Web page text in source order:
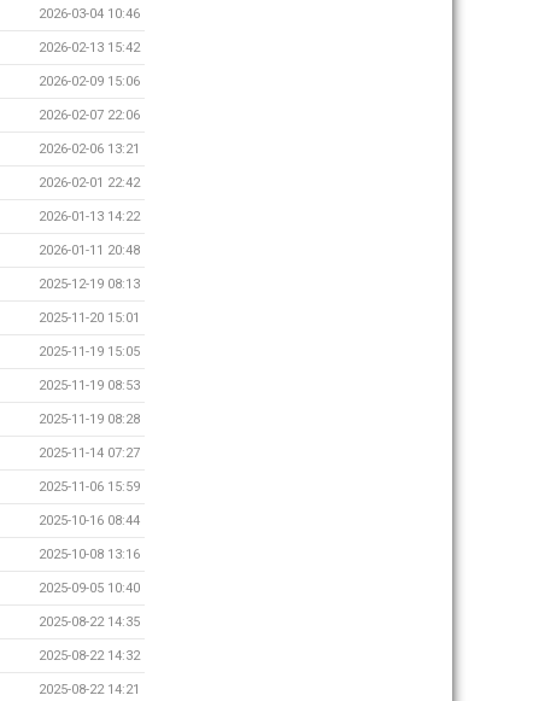
2026-03-04 10:46
2026-02-13 15:42
2026-02-09 15:06
2026-02-07 22:06
2026-02-06 13:21
2026-02-01 22:42
2026-01-13 14:22
2026-01-11 20:48
2025-12-19 08:13
2025-11-20 15:01
2025-11-19 15:05
2025-11-19 08:53
2025-11-19 08:28
2025-11-14 07:27
2025-11-06 15:59
2025-10-16 08:44
2025-10-08 13:16
2025-09-05 10:40
2025-08-22 14:35
2025-08-22 14:32
2025-08-22 14:21